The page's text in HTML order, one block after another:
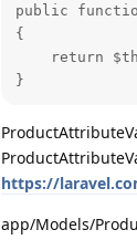
public
{
return
}
https://
app/Models/